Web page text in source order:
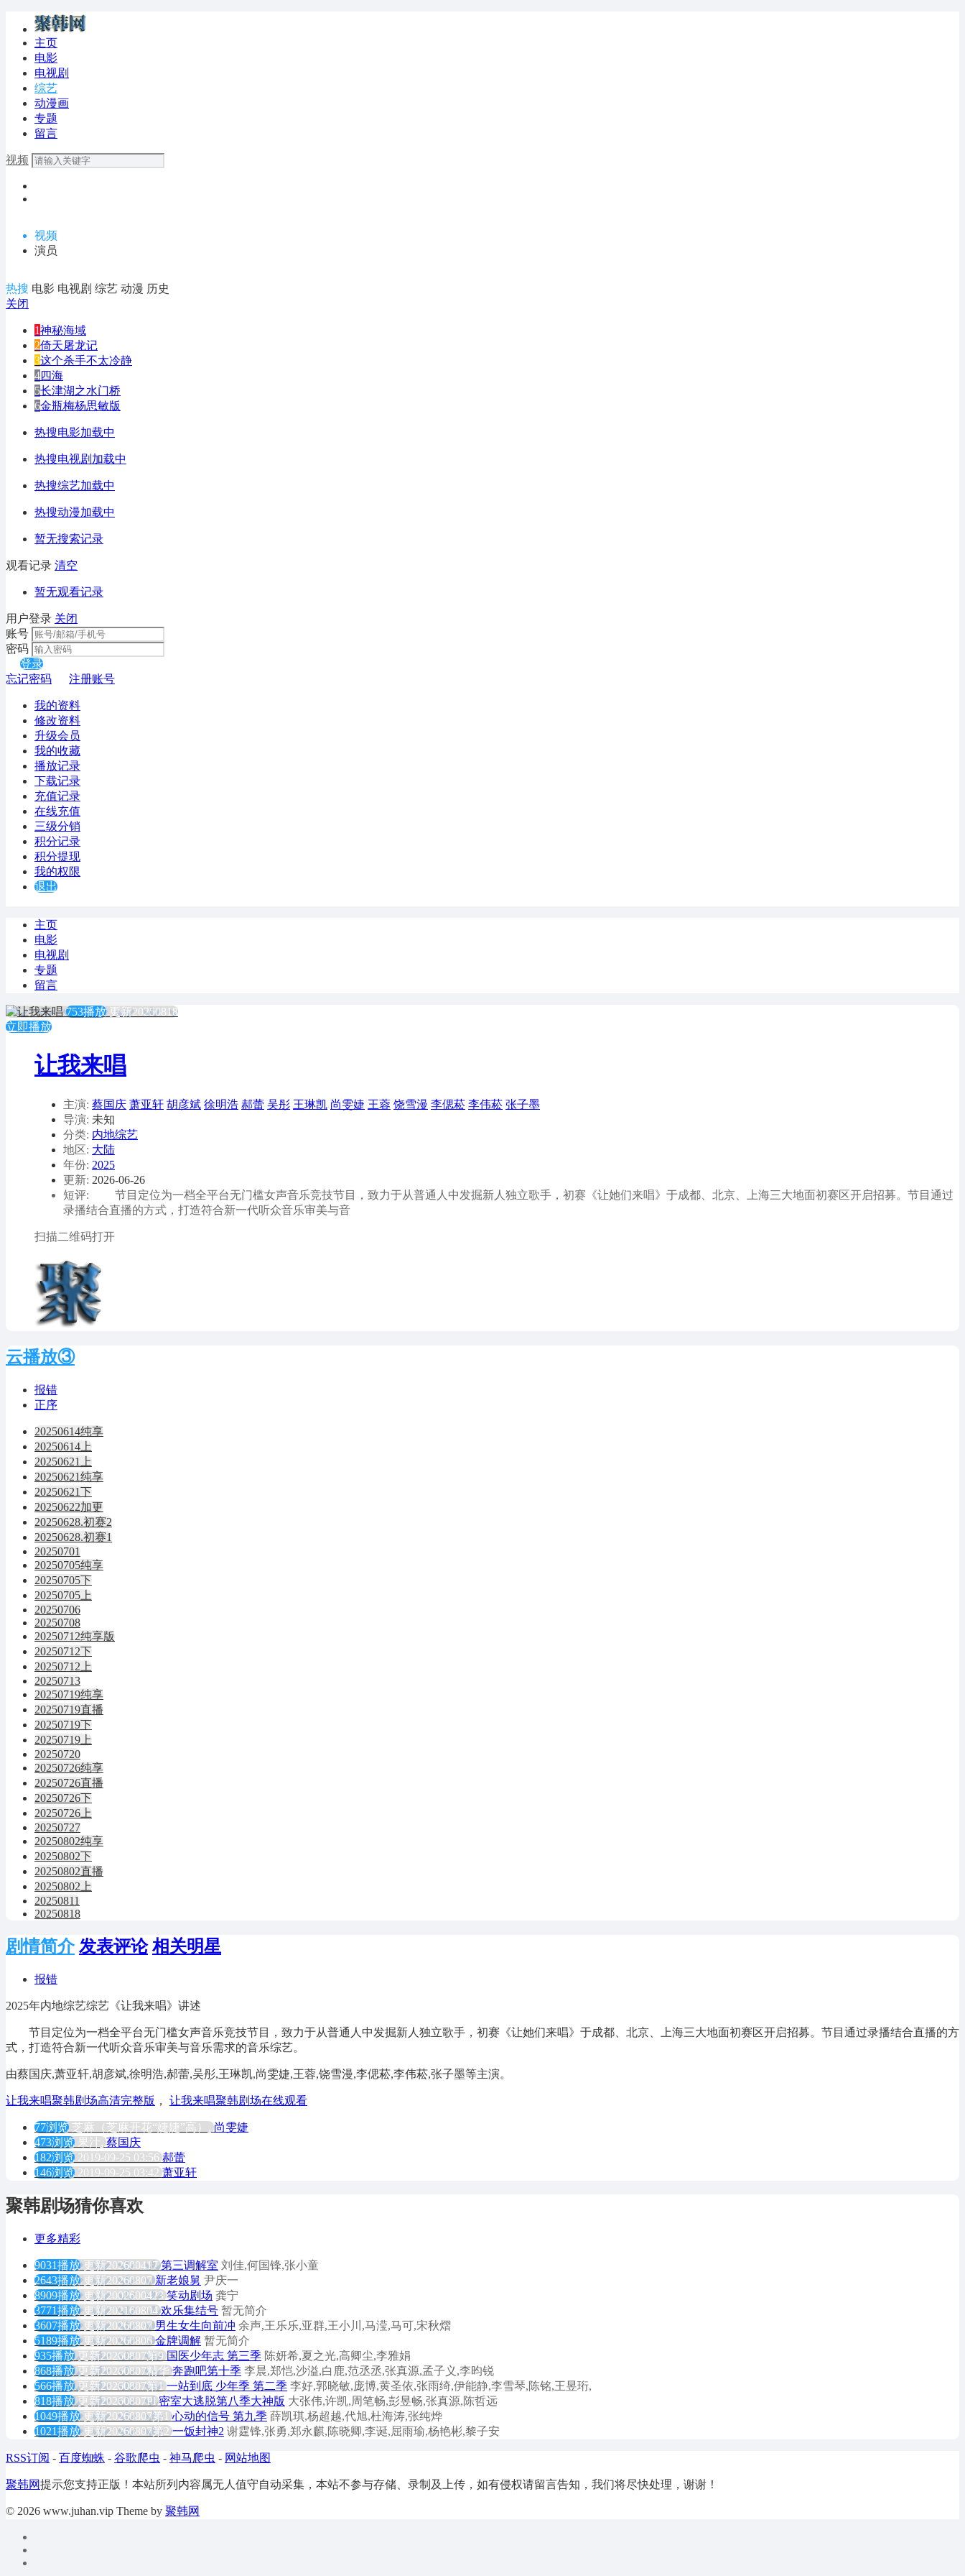
主页
电影
电视剧
综艺
动漫画
专题
留言
视频
视频
演员
热搜 电影 电视剧 综艺 动漫 历史
关闭
1神秘海域
2倚天屠龙记
3这个杀手不太冷静
4四海
5长津湖之水门桥
6金瓶梅杨思敏版
热搜电影加载中
热搜电视剧加载中
热搜综艺加载中
热搜动漫加载中
暂无搜索记录
观看记录 清空
暂无观看记录
用户登录 关闭
账号
密码
登录
忘记密码
注册账号
我的资料
修改资料
升级会员
我的收藏
播放记录
下载记录
充值记录
在线充值
三级分销
积分记录
积分提现
我的权限
退出
主页
电影
电视剧
专题
留言
753播放 更新20250818
立即播放
让我来唱
主演: 蔡国庆 萧亚轩 胡彦斌 徐明浩 郝蕾 吴彤 王琳凯 尚雯婕 王蓉 饶雪漫 李偲菘 李伟菘 张子墨
导演: 未知
分类: 内地综艺
地区: 大陆
年份: 2025
更新: 2026-06-26
短评: 节目定位为一档全平台无门槛女声音乐竞技节目，致力于从普通人中发掘新人独立歌手，初赛《让她们来唱》于成都、北京、上海三大地面初赛区开启招募。节目通过
录播结合直播的方式，打造符合新一代听众音乐审美与音
扫描二维码打开
云播放③
报错
正序
20250614纯享
20250614上
20250621上
20250621纯享
20250621下
20250622加更
20250628.初赛2
20250628.初赛1
20250701
20250705纯享
20250705下
20250705上
20250706
20250708
20250712纯享版
20250712下
20250712上
20250713
20250719纯享
20250719直播
20250719下
20250719上
20250720
20250726纯享
20250726直播
20250726下
20250726上
20250727
20250802纯享
20250802下
20250802直播
20250802上
20250811
20250818
剧情简介 发表评论 相关明星
报错
2025年内地综艺综艺《让我来唱》讲述
节目定位为一档全平台无门槛女声音乐竞技节目，致力于从普通人中发掘新人独立歌手，初赛《让她们来唱》于成都、北京、上海三大地面初赛区开启招募。节目通过录播结合直播的方
式，打造符合新一代听众音乐审美与音乐需求的音乐综艺。
由蔡国庆,萧亚轩,胡彦斌,徐明浩,郝蕾,吴彤,王琳凯,尚雯婕,王蓉,饶雪漫,李偲菘,李伟菘,张子墨等主演。
让我来唱聚韩剧场高清完整版 ， 让我来唱聚韩剧场在线观看
77浏览 芝麻（芝麻开花“婕婕”高）, 尚雯婕
473浏览 果汁, 蔡国庆
182浏览 2019-09-25 03:56 郝蕾
146浏览 2019-09-25 03:42 萧亚轩
聚韩剧场猜你喜欢
更多精彩
9031播放 更新202600417 第三调解室 刘佳,何国锋,张小童
2643播放 更新20260807 新老娘舅 尹庆一
8909播放 更新2002600423 笑动剧场 龚宁
3771播放 更新202160804 欢乐集结号 暂无简介
3607播放 更新20260807 男生女生向前冲 余声,王乐乐,亚群,王小川,马滢,马可,宋秋熠
5189播放 更新20260806 金牌调解 暂无简介
935播放 更新20260807第9 国医少年志 第三季 陈妍希,夏之光,高卿尘,李雅娟
868播放 更新20260807精华 奔跑吧第十季 李晨,郑恺,沙溢,白鹿,范丞丞,张真源,孟子义,李昀锐
566播放 更新20260807第1 一站到底 少年季 第二季 李好,郭晓敏,庞博,黄圣依,张雨绮,伊能静,李雪琴,陈铭,王昱珩,
818播放 更新20260807Pl 密室大逃脱第八季大神版 大张伟,许凯,周笔畅,彭昱畅,张真源,陈哲远
1049播放 更新20260807第1 心动的信号 第九季 薛凯琪,杨超越,代旭,杜海涛,张纯烨
1021播放 更新20260807第2 一饭封神2 谢霆锋,张勇,郑永麒,陈晓卿,李诞,屈雨瑜,杨艳彬,黎子安
RSS订阅 - 百度蜘蛛 - 谷歌爬虫 - 神马爬虫 - 网站地图
聚韩网提示您支持正版！本站所列内容属无人值守自动采集，本站不参与存储、录制及上传，如有侵权请留言告知，我们将尽快处理，谢谢！
© 2026 www.juhan.vip Theme by 聚韩网